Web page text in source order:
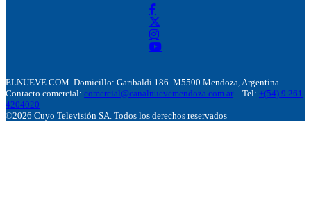
ELNUEVE.COM. Domicillo: Garibaldi 186. M5500 Mendoza, Argentina.
Contacto comercial: comercial@canalnuevemendoza.com.ar – Tel: +(54) 9 261
4204020
©2026 Cuyo Televisión SA. Todos los derechos reservados